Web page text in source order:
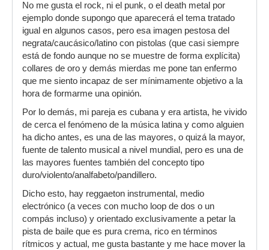
No me gusta el rock, ni el punk, o el death metal por
ejemplo donde supongo que aparecerá el tema tratado
igual en algunos casos, pero esa imagen pestosa del
negrata/caucásico/latino con pistolas (que casi siempre
está de fondo aunque no se muestre de forma explícita)
collares de oro y demás mierdas me pone tan enfermo
que me siento incapaz de ser mínimamente objetivo a la
hora de formarme una opinión.
Por lo demás, mi pareja es cubana y era artista, he vivido
de cerca el fenómeno de la música latina y como alguien
ha dicho antes, es una de las mayores, o quizá la mayor,
fuente de talento musical a nivel mundial, pero es una de
las mayores fuentes también del concepto tipo
duro/violento/analfabeto/pandillero.
Dicho esto, hay reggaeton instrumental, medio
electrónico (a veces con mucho loop de dos o un
compás incluso) y orientado exclusivamente a petar la
pista de baile que es pura crema, rico en términos
rítmicos y actual, me gusta bastante y me hace mover la